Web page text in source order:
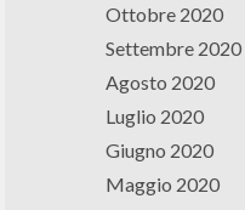
Ottobre 2020
Settembre 2020
Agosto 2020
Luglio 2020
Giugno 2020
Maggio 2020